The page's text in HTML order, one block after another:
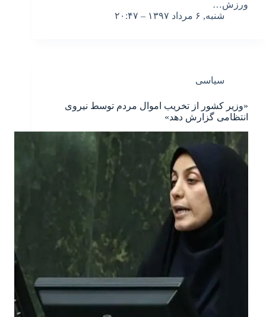
ورزش…
شنبه, ۶ مرداد ۱۳۹۷ – ۲۰:۴۷
سیاسی
«وزیر کشور از تخریب اموال مردم توسط نیروی
انتظامی گزارش دهد»